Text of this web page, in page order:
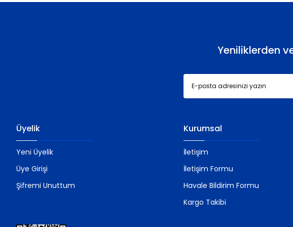
Yeniliklerden
Üyelik
Yeni Üyelik
Üye Girişi
Şifremi Unuttum
Kurumsal
İletişim
İletişim Formu
Havale Bildirim Formu
Kargo Takibi